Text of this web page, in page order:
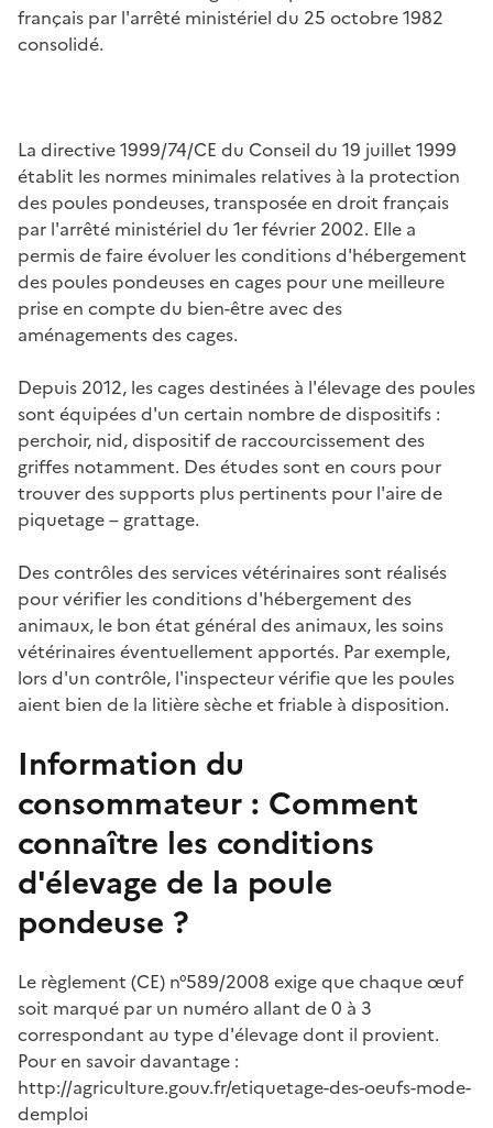
français par l'arrêté ministériel du 25 octobre 1982
consolidé.
La directive 1999/74/CE du Conseil du 19 juillet 1999
établit les normes minimales relatives à la protection
des poules pondeuses, transposée en droit français
par l'arrêté ministériel du 1er février 2002. Elle a
permis de faire évoluer les conditions d'hébergement
des poules pondeuses en cages pour une meilleure
prise en compte du bien-être avec des
aménagements des cages.
Depuis 2012, les cages destinées à l'élevage des poules
sont équipées d'un certain nombre de dispositifs :
perchoir, nid, dispositif de raccourcissement des
griffes notamment. Des études sont en cours pour
trouver des supports plus pertinents pour l'aire de
piquetage – grattage.
Des contrôles des services vétérinaires sont réalisés
pour vérifier les conditions d'hébergement des
animaux, le bon état général des animaux, les soins
vétérinaires éventuellement apportés. Par exemple,
lors d'un contrôle, l'inspecteur vérifie que les poules
aient bien de la litière sèche et friable à disposition.
Information du
consommateur : Comment
connaître les conditions
d'élevage de la poule
pondeuse ?
Le règlement (CE) n°589/2008 exige que chaque œuf
soit marqué par un numéro allant de 0 à 3
correspondant au type d'élevage dont il provient.
Pour en savoir davantage :
http://agriculture.gouv.fr/etiquetage-des-oeufs-mode-
demploi